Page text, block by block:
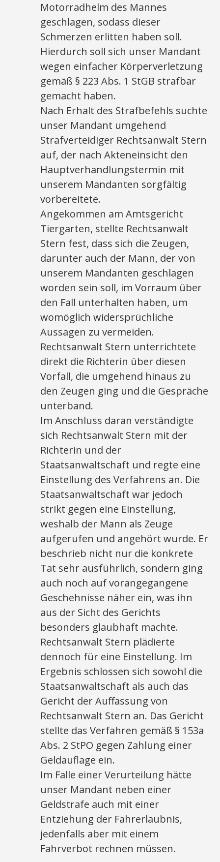
Motorradhelm des Mannes
geschlagen, sodass dieser
Schmerzen erlitten haben soll.
Hierdurch soll sich unser Mandant
wegen einfacher Körperverletzung
gemäß § 223 Abs. 1 StGB strafbar
gemacht haben.
Nach Erhalt des Strafbefehls suchte
unser Mandant umgehend
Strafverteidiger Rechtsanwalt Stern
auf, der nach Akteneinsicht den
Hauptverhandlungstermin mit
unserem Mandanten sorgfältig
vorbereitete.
Angekommen am Amtsgericht
Tiergarten, stellte Rechtsanwalt
Stern fest, dass sich die Zeugen,
darunter auch der Mann, der von
unserem Mandanten geschlagen
worden sein soll, im Vorraum über
den Fall unterhalten haben, um
womöglich widersprüchliche
Aussagen zu vermeiden.
Rechtsanwalt Stern unterrichtete
direkt die Richterin über diesen
Vorfall, die umgehend hinaus zu
den Zeugen ging und die Gespräche
unterband.
Im Anschluss daran verständigte
sich Rechtsanwalt Stern mit der
Richterin und der
Staatsanwaltschaft und regte eine
Einstellung des Verfahrens an. Die
Staatsanwaltschaft war jedoch
strikt gegen eine Einstellung,
weshalb der Mann als Zeuge
aufgerufen und angehört wurde. Er
beschrieb nicht nur die konkrete
Tat sehr ausführlich, sondern ging
auch noch auf vorangegangene
Geschehnisse näher ein, was ihn
aus der Sicht des Gerichts
besonders glaubhaft machte.
Rechtsanwalt Stern plädierte
dennoch für eine Einstellung. Im
Ergebnis schlossen sich sowohl die
Staatsanwaltschaft als auch das
Gericht der Auffassung von
Rechtsanwalt Stern an. Das Gericht
stellte das Verfahren gemäß § 153a
Abs. 2 StPO gegen Zahlung einer
Geldauflage ein.
Im Falle einer Verurteilung hätte
unser Mandant neben einer
Geldstrafe auch mit einer
Entziehung der Fahrerlaubnis,
jedenfalls aber mit einem
Fahrverbot rechnen müssen.